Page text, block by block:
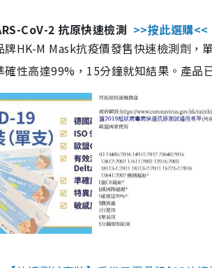
CoV-2 抗原快速檢測 >>按此選購<<
牌HK-M Mask抗疫價發售快速檢測劑
確性高達99%，15分鐘就知結果。產品